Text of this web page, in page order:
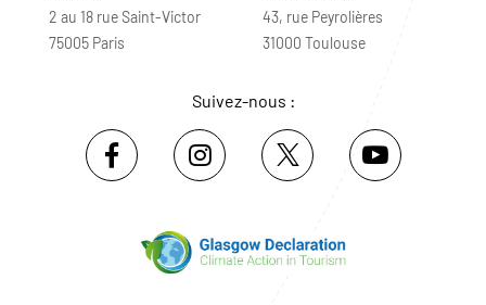
2 au 18 rue Saint-Victor
75005 Paris
43, rue Peyrolières
31000 Toulouse
Suivez-nous :